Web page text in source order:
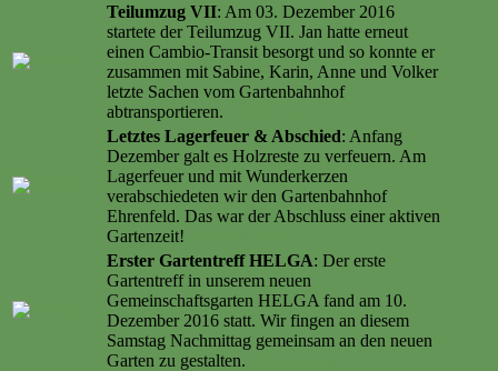
Teilumzug VII: Am 03. Dezember 2016
startete der Teilumzug VII. Jan hatte erneut
einen Cambio-Transit besorgt und so konnte er
zusammen mit Sabine, Karin, Anne und Volker
letzte Sachen vom Gartenbahnhof
abtransportieren.
Letztes Lagerfeuer & Abschied: Anfang
Dezember galt es Holzreste zu verfeuern. Am
Lagerfeuer und mit Wunderkerzen
verabschiedeten wir den Gartenbahnhof
Ehrenfeld. Das war der Abschluss einer aktiven
Gartenzeit!
Erster Gartentreff HELGA: Der erste
Gartentreff in unserem neuen
Gemeinschaftsgarten HELGA fand am 10.
Dezember 2016 statt. Wir fingen an diesem
Samstag Nachmittag gemeinsam an den neuen
Garten zu gestalten.